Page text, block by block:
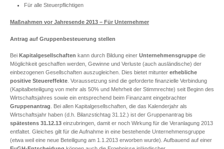
Für alle Steuerpflichtigen
Maßnahmen vor Jahresende 2013 – Für Unternehmer
Antrag auf Gruppenbesteuerung stellen
Bei Kapitalgesellschaften kann durch Bildung einer Unternehmensgruppe die
Möglichkeit geschaffen werden, Gewinne und Verluste (auch ausländische) der
einbezogenen Gesellschaften auszugleichen. Dies bietet mitunter erhebliche
positive Steuereffekte . Voraussetzung sind die geforderte finanzielle Verbindung
(Kapitalbeteiligung von mehr als 50% und Mehrheit der Stimmrechte) seit Beginn des
Wirtschaftsjahres sowie ein entsprechend beim Finanzamt eingebrachter
Gruppenantrag . Bei allen Kapitalgesellschaften, die das Kalenderjahr als
Wirtschaftsjahr haben (d.h. Bilanzstichtag 31.12.) ist der Gruppenantrag bis
spätestens 31.12.13 einzubringen, damit er noch Wirkung für die Veranlagung 2013
entfaltet. Gleiches gilt für die Aufnahme in eine bestehende Unternehmensgruppe
(etwa weil eine neue Beteiligung am 1.1.2013 erworben wurde). Aufbauend auf einer